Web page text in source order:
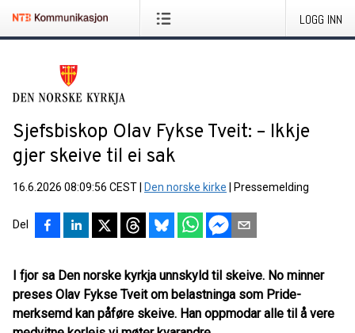
LOGG INN
Sjefsbiskop Olav Fykse Tveit: – Ikkje
gjer skeive til ei sak
16.6.2026 08:09:56 CEST Den norske kirke Pressemelding
Del
I fjor sa Den norske kyrkja unnskyld til skeive. No minner
preses Olav Fykse Tveit om belastninga som Pride-
merksemd kan påføre skeive. Han oppmodar alle til å vere